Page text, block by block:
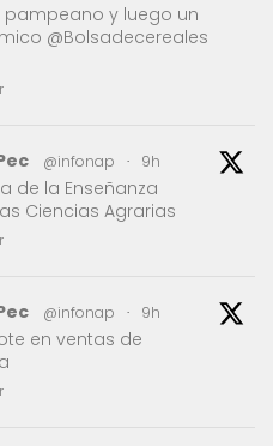
pampeano y luego un
@Bolsadecereales
@infonap · 9h
de la Enseñanza
Ciencias Agrarias
@infonap · 9h
en ventas de